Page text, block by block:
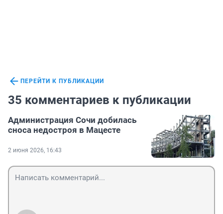
ПЕРЕЙТИ К ПУБЛИКАЦИИ
35 комментариев к публикации
Администрация Сочи добилась
сноса недостроя в Мацесте
2 июня 2026, 16:43